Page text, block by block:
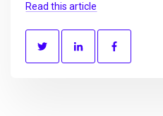
Read this article